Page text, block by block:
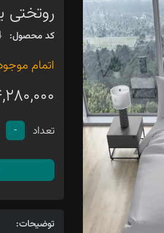
کد محصول:
اتمام
۴,۲۸۰,۰۰۰
تعداد -
توضیحات: